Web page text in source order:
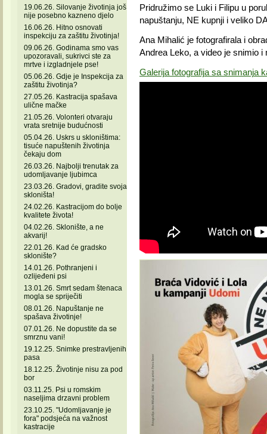
19.06.26. Silovanje životinja još
nije posebno kazneno djelo
16.06.26. Hitno osnovati
inspekciju za zaštitu životinja!
09.06.26. Godinama smo vas
upozoravali, sukrivci ste za
mrtve i izgladnjele pse!
05.06.26. Gdje je Inspekcija za
zaštitu životinja?
27.05.26. Kastracija spašava
ulične mačke
21.05.26. Volonteri otvaraju
vrata sretnije budućnosti
05.04.26. Uskrs u skloništima:
tisuće napuštenih životinja
čekaju dom
26.03.26. Najbolji trenutak za
udomljavanje ljubimca
23.03.26. Gradovi, gradite svoja
skloništa!
24.02.26. Kastracijom do bolje
kvalitete života!
04.02.26. Sklonište, a ne
akvarij!
22.01.26. Kad će gradsko
sklonište?
14.01.26. Pothranjeni i
ozlijeđeni psi
13.01.26. Smrt sedam štenaca
mogla se spriječiti
08.01.26. Napuštanje ne
spašava životinje!
07.01.26. Ne dopustite da se
smrznu vani!
19.12.25. Snimke prestravljenih
pasa
18.12.25. Životinje nisu za pod
bor
03.11.25. Psi u romskim
naseljima drzavni problem
23.10.25. "Udomljavanje je
fora" podsjeća na važnost
kastracije
Pridružimo se Luki i Filipu u
napuštanju, NE kupnji i veliko
Ana Mihalić je fotografirala i
Andrea Leko, a video je snimio i
Galerija fotografija sa snimanja